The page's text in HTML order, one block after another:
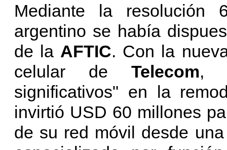
Mediante la
argentino se había
de la AFTIC. Con la
celular de Telecom,
significativos" en la
invirtió USD 60 millones
de su red móvil desde